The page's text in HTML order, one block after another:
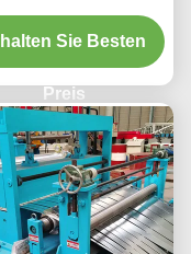
großer
Metallspulen in
Streifen
Sie Besten
Preis